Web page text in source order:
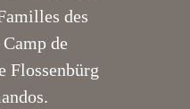
des
de
Flossenbürg